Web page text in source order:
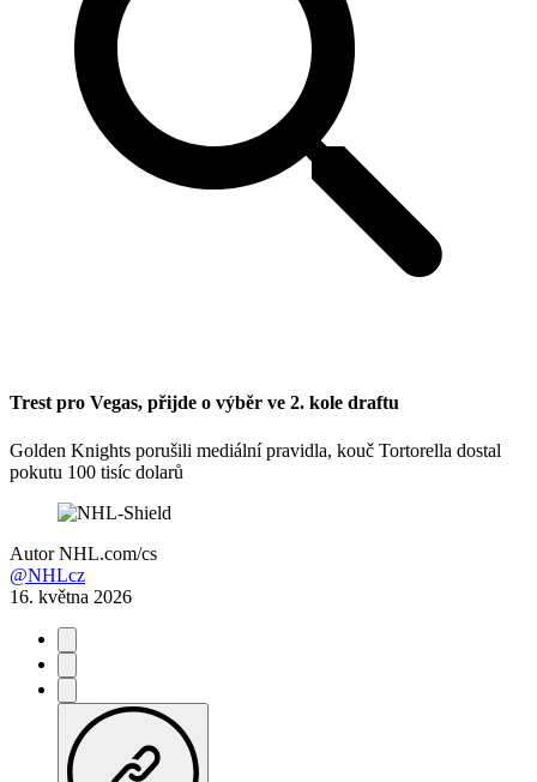
Trest pro Vegas, přijde o výběr ve 2. kole draftu
Golden Knights porušili mediální pravidla, kouč Tortorella dostal
pokutu 100 tisíc dolarů
Autor NHL.com/cs
@NHLcz
16. května 2026